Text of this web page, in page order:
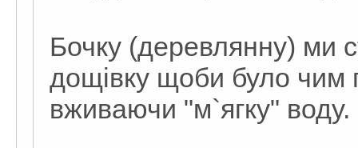
Бочку (деревлянну) ми
дощівку щоби було чим
вживаючи "м`ягку" воду.